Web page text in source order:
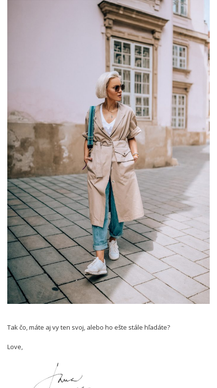
Tak čo, máte aj vy ten svoj, alebo ho ešte stále hľadáte?
Love,